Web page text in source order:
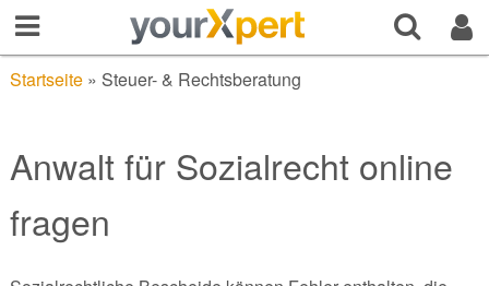
Startseite» Steuer- & Rechtsberatung
Anwalt für Sozialrecht online
fragen